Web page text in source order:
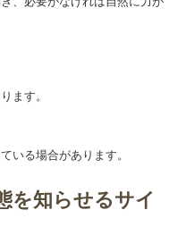
ます。
いる場合があります。
を知らせるサイ